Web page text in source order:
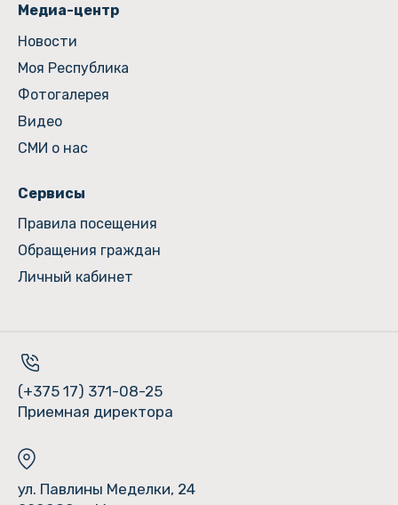
Медиа-центр
Новости
Моя Республика
Фотогалерея
Видео
СМИ о нас
Сервисы
Правила посещения
Обращения граждан
Личный кабинет
(+375 17) 371-08-25
Приемная директора
ул. Павлины Меделки, 24